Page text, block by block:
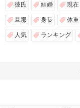
彼氏 結婚 現在
旦那 身長 体重
人気 ランキング